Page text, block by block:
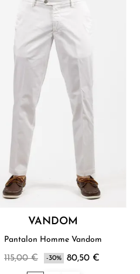
VANDOM
Pantalon Homme Vandom
115,00 € -30% 80,50 €